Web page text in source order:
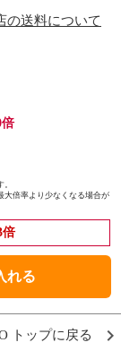
の送料について
倍
大倍率より少なくなる場合が
倍
れる
トップに戻る